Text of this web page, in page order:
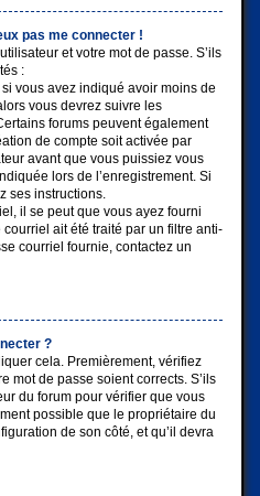
pas me connecter !
et votre mot de passe. S’ils
:
vous avez indiqué avoir moins de
vous devrez suivre les
forums peuvent également
de compte soit activée par
avant que vous puissiez vous
lors de l’enregistrement. Si
ses instructions.
il se peut que vous ayez fourni
ait été traité par un filtre anti-
courriel fournie, contactez un
?
cela. Premièrement, vérifiez
mot de passe soient corrects. S’ils
du forum pour vérifier que vous
possible que le propriétaire du
de son côté, et qu’il devra